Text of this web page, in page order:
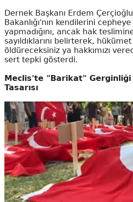
Dernek Başkanı Erdem
Bakanlığı'nın kendilerini
yapmadığını, ancak hak
sayıldıklarını belirterek,
öldüreceksiniz ya hakkımızı
sert tepki gösterdi.
Meclis'te "Barikat" Gerginliği
Tasarısı